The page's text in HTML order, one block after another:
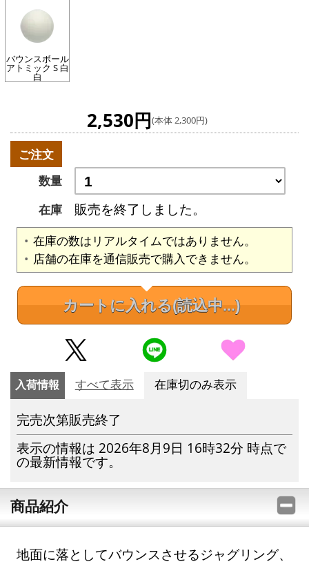
バウンスボール
アトミック S 白
白
2,530円(本体 2,300円)
ご注文
数量
在庫
販売を終了しました。
在庫の数はリアルタイムではありません。
店舗の在庫を通信販売で購入できません。
カートに入れる(読込中...)
入荷情報 すべて表示 在庫切のみ表示
完売次第販売終了
表示の情報は 2026年8月9日 16時32分 時点で
の最新情報です。
商品紹介
地面に落としてバウンスさせるジャグリング、